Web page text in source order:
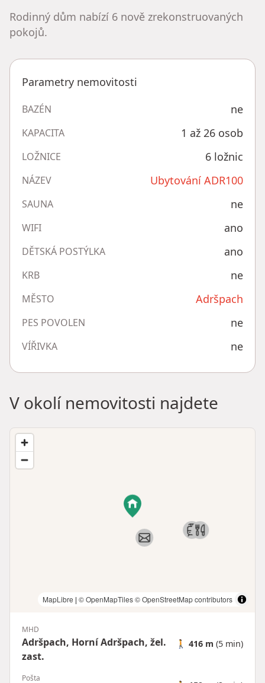
Rodinný dům nabízí 6 nově zrekonstruovaných
pokojů.
Parametry nemovitosti
BAZÉN ne
KAPACITA 1 až 26 osob
LOŽNICE 6 ložnic
NÁZEV Ubytování ADR100
SAUNA ne
WIFI ano
DĚTSKÁ POSTÝLKA ano
KRB ne
MĚSTO Adršpach
PES POVOLEN ne
VÍŘIVKA ne
V okolí nemovitosti najdete
MapLibre | © OpenMapTiles© OpenStreetMap contributors
MHD
Adršpach, Horní Adršpach, žel.
zast.
🚶 416 m (5 min)
Pošta